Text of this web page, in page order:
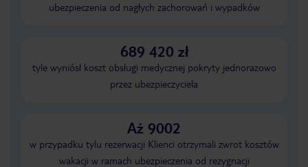
ubezpieczenia od nagłych zachorowań i wypadków
689 420 zł
tyle wyniósł koszt obsługi medycznej pokryty jednorazowo
przez ubezpieczyciela
Aż 9002
w przypadku tylu rezerwacji Klienci otrzymali zwrot kosztów
wakacji w ramach ubezpieczenia od rezygnacji